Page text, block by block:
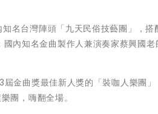
名台灣陣頭「九天民俗技藝團」，搭
內知名金曲製作人兼演奏家蔡興國
金曲獎最佳新人獎的「裝咖人樂團
團，嗨翻全場。